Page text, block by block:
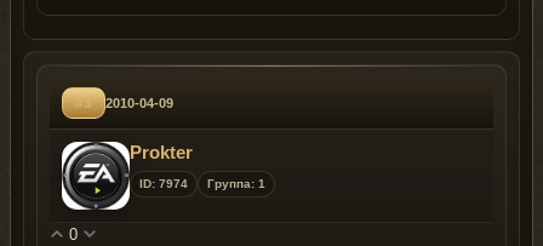
#3 2010-04-09
Prokter
ID: 7974 Группа: 1
0